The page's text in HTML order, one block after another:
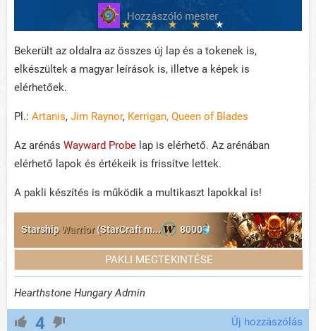
Bekerült az oldalra az összes új lap és a tokenek is,
elkészültek a magyar leírások is, illetve a képek is
elérhetőek.
Pl.: Artanis, Jim Raynor, Kerrigan, Queen of Blades
Az arénás Wayward Probe lap is elérhető. Az arénában
elérhető lapok és értékeik is frissítve lettek.
A pakli készítés is működik a multikaszt lapokkal is!
Starship Warrior(StarCraft m... 8000
PAKLI MEGTEKINTÉSE
Hearthstone Hungary Admin
4 Új hozzászólás